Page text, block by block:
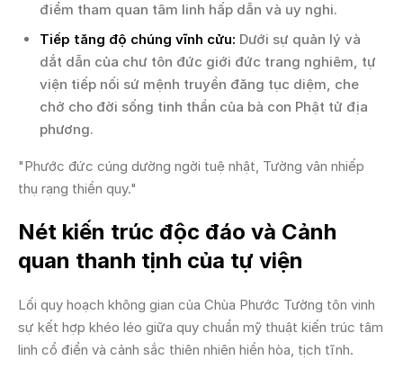
điểm tham quan tâm linh hấp dẫn và uy nghi.
Tiếp tăng độ chúng vĩnh cửu: Dưới sự quản lý và
dắt dẫn của chư tôn đức giới đức trang nghiêm, tự
viện tiếp nối sứ mệnh truyền đăng tục diệm, che
chở cho đời sống tinh thần của bà con Phật tử địa
phương.
"Phước đức cúng dường ngời tuệ nhật, Tường vân nhiếp
thụ rạng thiền quy."
Nét kiến trúc độc đáo và Cảnh
quan thanh tịnh của tự viện
Lối quy hoạch không gian của Chùa Phước Tường tôn vinh
sự kết hợp khéo léo giữa quy chuẩn mỹ thuật kiến trúc tâm
linh cổ điển và cảnh sắc thiên nhiên hiền hòa, tịch tĩnh.